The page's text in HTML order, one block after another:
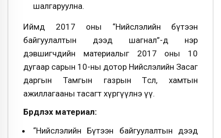
шалгаруулна.
Иймд 2017 оны “Нийслэлийн бүтээн
байгуулалтын дээд шагнал”-д нэр
дэвшигчдийн материалыг 2017 оны 10
дугаар сарын 10-ны дотор Нийслэлийн Засаг
даргын Тамгын газрын Төсөл, хамтын
ажиллагааны тасагт хүргүүлнэ үү.
Бүрдүүлэх материал:
“Нийслэлийн Бүтээн байгуулалтын дээд